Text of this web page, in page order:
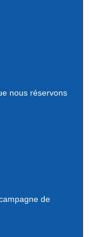
nous réservons
de